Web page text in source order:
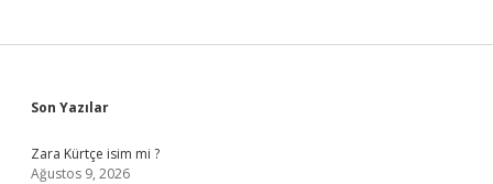
Sidebar
Son Yazılar
Zara Kürtçe isim mi ?
Ağustos 9, 2026